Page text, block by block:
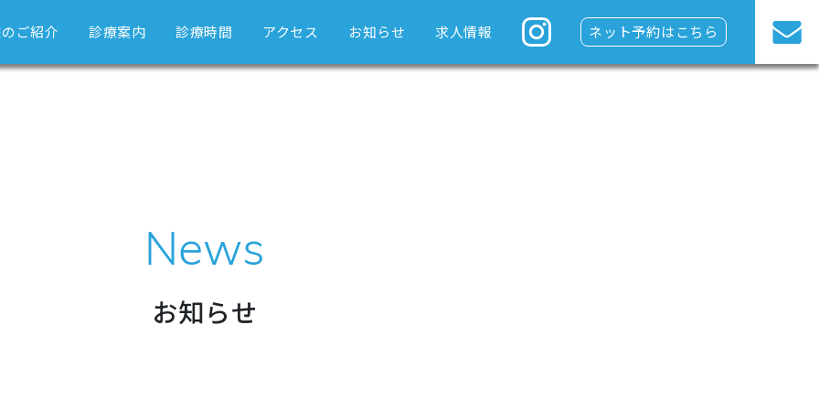
ご紹介 診療案内 診療時間 アクセス お知らせ 求人情報 ネット予約はこちら
News
お知らせ